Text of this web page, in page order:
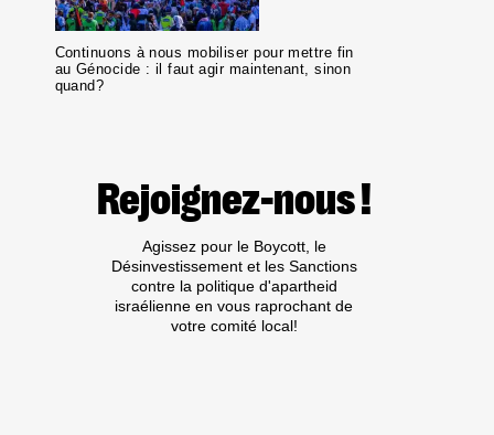
Continuons à nous mobiliser pour mettre fin
au Génocide : il faut agir maintenant, sinon
quand?
Rejoignez-nous !
Agissez pour le Boycott, le
Désinvestissement et les Sanctions
contre la politique d'apartheid
israélienne en vous raprochant de
votre comité local!